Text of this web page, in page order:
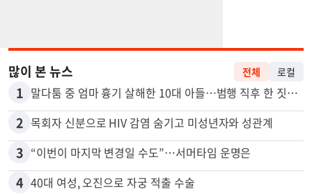
많이 본 뉴스 전체 로컬
1 말다툼 중 엄마 흉기 살해한 10대 아들…범행 직후 한 짓 충격
2 목회자 신분으로 HIV 감염 숨기고 미성년자와 성관계
3 “이번이 마지막 변경일 수도”…서머타임 운명은
4 40대 여성, 오진으로 자궁 적출 수술